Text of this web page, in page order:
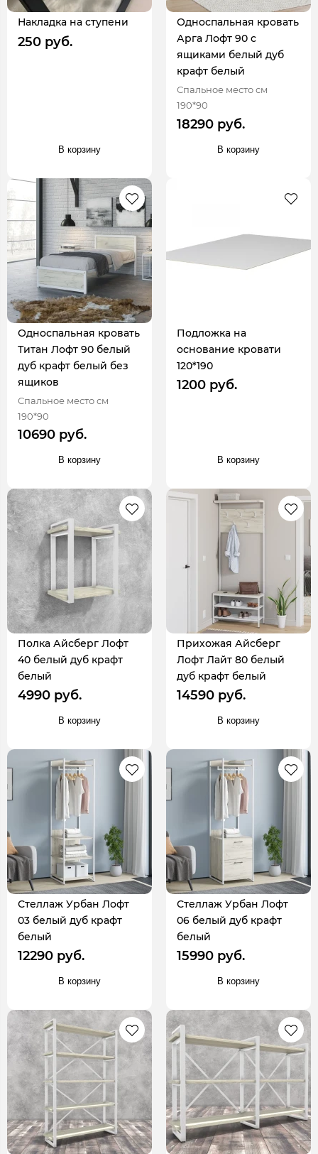
Накладка на ступени
250 руб.
В корзину
Односпальная кровать
Арга Лофт 90 с
ящиками белый дуб
крафт белый
Спальное место см
190*90
18290 руб.
В корзину
Односпальная кровать
Титан Лофт 90 белый
дуб крафт белый без
ящиков
Спальное место см
190*90
10690 руб.
В корзину
Подложка на
основание кровати
120*190
1200 руб.
В корзину
Полка Айсберг Лофт
40 белый дуб крафт
белый
4990 руб.
В корзину
Прихожая Айсберг
Лофт Лайт 80 белый
дуб крафт белый
14590 руб.
В корзину
Стеллаж Урбан Лофт
03 белый дуб крафт
белый
12290 руб.
В корзину
Стеллаж Урбан Лофт
06 белый дуб крафт
белый
15990 руб.
В корзину